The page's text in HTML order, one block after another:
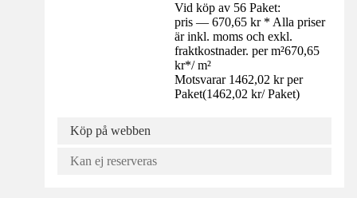
Vid köp av 56 Paket:
pris — 670,65 kr * Alla priser
är inkl. moms och exkl.
fraktkostnader. per m²670,65
kr*/ m²
Motsvarar 1462,02 kr per
Paket(1462,02 kr/ Paket)
Köp på webben
Kan ej reserveras